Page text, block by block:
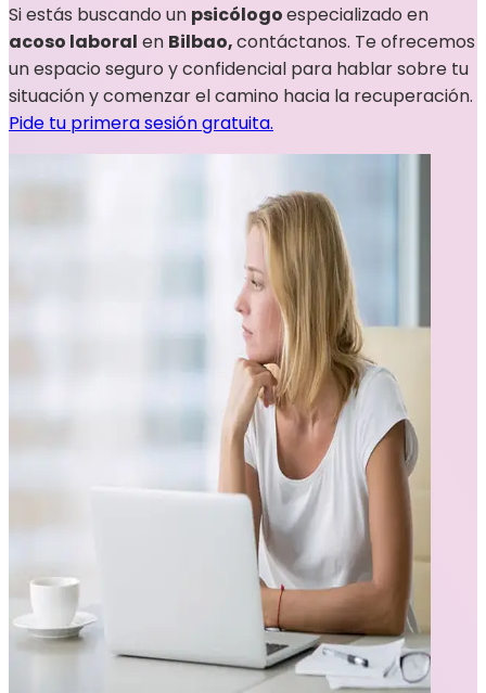
Si estás buscando un psicólogoespecializado en
acoso laboral en Bilbao,contáctanos. Te ofrecemos
un espacio seguro y confidencial para hablar sobre tu
situación y comenzar el camino hacia la recuperación.
Pide tu primera sesión gratuita.